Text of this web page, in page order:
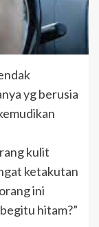
yg berusia
kulit
ketakutan
ini
hitam?”